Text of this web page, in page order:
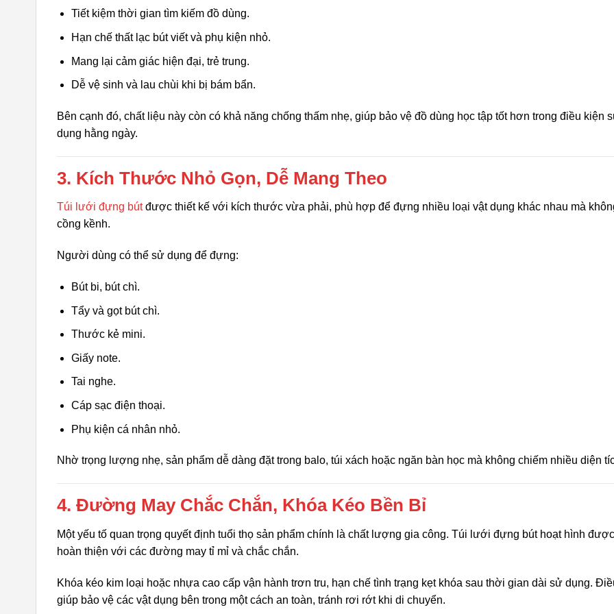
Tiết kiệm thời gian tìm kiếm đồ dùng.
Hạn chế thất lạc bút viết và phụ kiện nhỏ.
Mang lại cảm giác hiện đại, trẻ trung.
Dễ vệ sinh và lau chùi khi bị bám bẩn.
Bên cạnh đó, chất liệu này còn có khả năng chống thấm nhẹ, giúp bảo vệ đồ dùng học tập tốt hơn trong điều kiện
dụng hằng ngày.
3. Kích Thước Nhỏ Gọn, Dễ Mang Theo
Túi lưới đựng bútđược thiết kế với kích thước vừa phải, phù hợp để đựng nhiều loại vật dụng khác nhau mà
cồng kềnh.
Người dùng có thể sử dụng để đựng:
Bút bi, bút chì.
Tẩy và gọt bút chì.
Thước kẻ mini.
Giấy note.
Tai nghe.
Cáp sạc điện thoại.
Phụ kiện cá nhân nhỏ.
Nhờ trọng lượng nhẹ, sản phẩm dễ dàng đặt trong balo, túi xách hoặc ngăn bàn học mà không chiếm nhiều diện
4. Đường May Chắc Chắn, Khóa Kéo Bền Bỉ
Một yếu tố quan trọng quyết định tuổi thọ sản phẩm chính là chất lượng gia công. Túi lưới đựng bút hoạt hình được
hoàn thiện với các đường may tỉ mỉ và chắc chắn.
Khóa kéo kim loại hoặc nhựa cao cấp vận hành trơn tru, hạn chế tình trạng kẹt khóa sau thời gian dài sử dụng.
giúp bảo vệ các vật dụng bên trong một cách an toàn, tránh rơi rớt khi di chuyển.